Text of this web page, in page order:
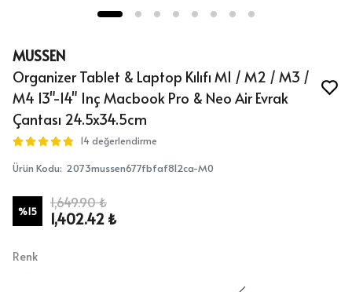
MUSSEN
Organizer Tablet & Laptop Kılıfı M1 / M2 / M3 /
M4 13"-14" Inç Macbook Pro & Neo Air Evrak
Çantası 24.5x34.5cm
14 değerlendirme
Ürün Kodu: 2073mussen677fbfaf812ca-M0
%15
1,649.90 ₺
1,402.42 ₺
Renk